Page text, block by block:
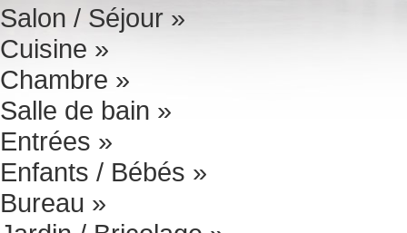
Salon / Séjour »
Cuisine »
Chambre »
Salle de bain »
Entrées »
Enfants / Bébés »
Bureau »